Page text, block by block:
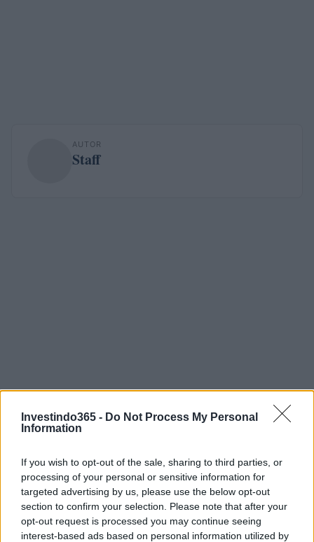
Investindo365 - Do Not Process My Personal
Information
If you wish to opt-out of the sale, sharing to third parties, or
processing of your personal or sensitive information for
targeted advertising by us, please use the below opt-out
section to confirm your selection. Please note that after your
opt-out request is processed you may continue seeing
interest-based ads based on personal information utilized by
AUTOR
Staff
Continue lendo